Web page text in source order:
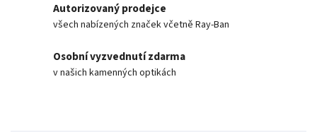
Autorizovaný prodejce
všech nabízených značek včetně Ray-Ban
Osobní vyzvednutí zdarma
v našich kamenných optikách